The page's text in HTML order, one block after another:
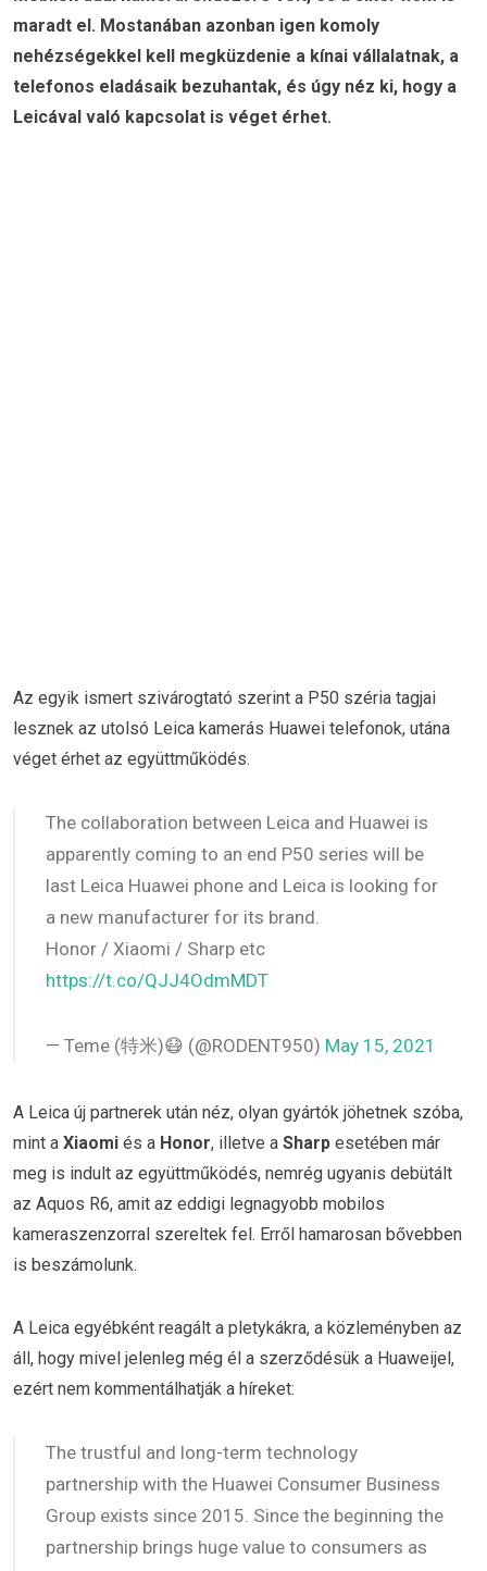
maradt el. Mostanában azonban igen komoly
nehézségekkel kell megküzdenie a kínai vállalatnak, a
telefonos eladásaik bezuhantak, és úgy néz ki, hogy a
Leicával való kapcsolat is véget érhet.
Az egyik ismert szivárogtató szerint a P50 széria tagjai
lesznek az utolsó Leica kamerás Huawei telefonok, utána
véget érhet az együttműködés.
The collaboration between Leica and Huawei is
apparently coming to an end P50 series will be
last Leica Huawei phone and Leica is looking for
a new manufacturer for its brand.
Honor / Xiaomi / Sharp etc
https://t.co/QJJ4OdmMDT
— Teme (特米)😷 (@RODENT950) May 15, 2021
A Leica új partnerek után néz, olyan gyártók jöhetnek szóba,
mint a Xiaomi és a Honor, illetve a Sharp esetében már
meg is indult az együttműködés, nemrég ugyanis debütált
az Aquos R6, amit az eddigi legnagyobb mobilos
kameraszenzorral szereltek fel. Erről hamarosan bővebben
is beszámolunk.
A Leica egyébként reagált a pletykákra, a közleményben az
áll, hogy mivel jelenleg még él a szerződésük a Huaweijel,
ezért nem kommentálhatják a híreket:
The trustful and long-term technology
partnership with the Huawei Consumer Business
Group exists since 2015. Since the beginning the
partnership brings huge value to consumers as